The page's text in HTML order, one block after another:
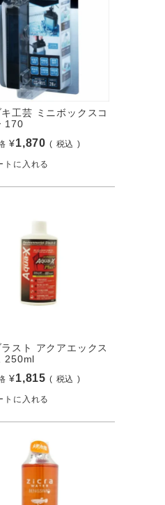
キ工芸 ミニボックスコ
170
¥1,870 税込
トに入れる
ラスト アクアエックス
250ml
¥1,815 税込
トに入れる